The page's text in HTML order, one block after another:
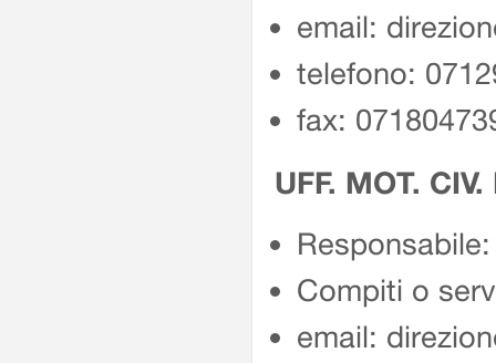
email:
telefono:
fax:
UFF. MOT.
Compiti o
email: